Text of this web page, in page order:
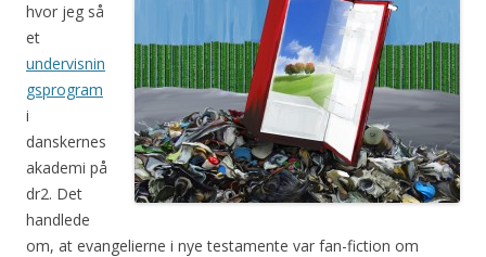
hvor jeg så
et
undervisnin
gsprogram
i
danskernes
akademi på
dr2. Det
handlede
om, at evangelierne i nye testamente var fan-fiction om